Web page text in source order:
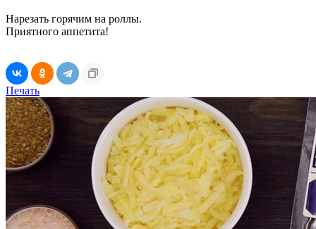
Нарезать горячим на роллы.
Приятного аппетита!
Печать